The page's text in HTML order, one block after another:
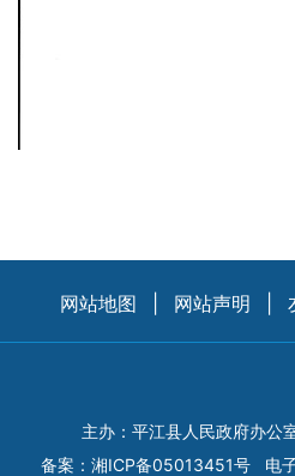
网站地图 网站声明
主办：平江县人民政府办公
备案： 湘ICP备05013451号 电